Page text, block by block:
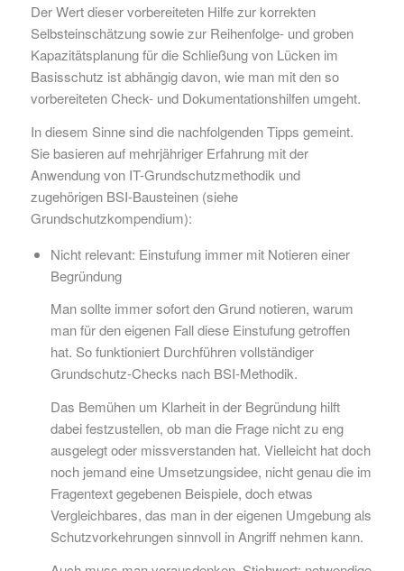
Der Wert dieser vorbereiteten Hilfe zur korrekten
Selbsteinschätzung sowie zur Reihenfolge- und groben
Kapazitätsplanung für die Schließung von Lücken im
Basisschutz ist abhängig davon, wie man mit den so
vorbereiteten Check- und Dokumentationshilfen umgeht.
In diesem Sinne sind die nachfolgenden Tipps gemeint.
Sie basieren auf mehrjähriger Erfahrung mit der
Anwendung von IT-Grundschutzmethodik und
zugehörigen BSI-Bausteinen (siehe
Grundschutzkompendium):
Nicht relevant: Einstufung immer mit Notieren einer
Begründung
Man sollte immer sofort den Grund notieren, warum
man für den eigenen Fall diese Einstufung getroffen
hat. So funktioniert Durchführen vollständiger
Grundschutz-Checks nach BSI-Methodik.
Das Bemühen um Klarheit in der Begründung hilft
dabei festzustellen, ob man die Frage nicht zu eng
ausgelegt oder missverstanden hat. Vielleicht hat doch
noch jemand eine Umsetzungsidee, nicht genau die im
Fragentext gegebenen Beispiele, doch etwas
Vergleichbares, das man in der eigenen Umgebung als
Schutzvorkehrungen sinnvoll in Angriff nehmen kann.